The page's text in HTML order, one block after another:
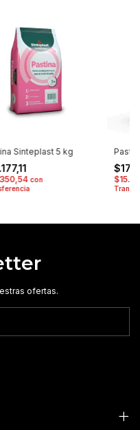
Sinteplast 5 kg
con
ofertas.